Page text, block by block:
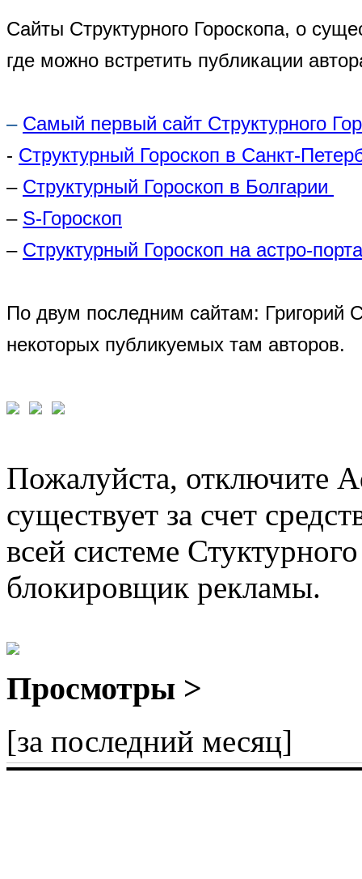
Сайты Структурного Гороскопа, о
где можно встретить публикации
– Самый первый сайт Структурного
- Структурный Гороскоп в Санкт-
– Структурный Гороскоп в Болгарии
– S-Гороскоп
– Структурный Гороскоп на астро-
По двум последним сайтам: Григорий
некоторых публикуемых там авторов.
Пожалуйста, отключите
существует за счет
всей системе
блокировщик рекламы.
Просмотры >
[за последний месяц]